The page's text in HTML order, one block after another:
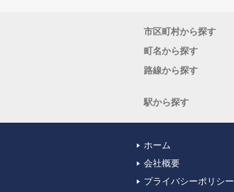
市区町村から探す
町名から探す
路線から探す
駅から探す
ホーム
会社概要
プライバシーポリシー